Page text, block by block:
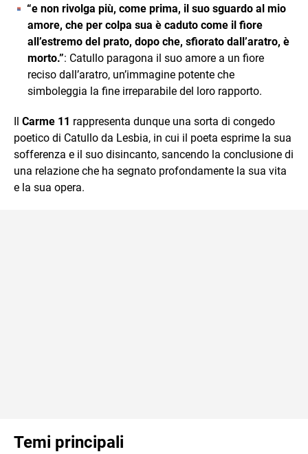
“e non rivolga più, come prima, il suo sguardo al mio
amore, che per colpa sua è caduto come il fiore
all’estremo del prato, dopo che, sfiorato dall’aratro, è
morto.”: Catullo paragona il suo amore a un fiore
reciso dall’aratro, un’immagine potente che
simboleggia la fine irreparabile del loro rapporto.
Il Carme 11 rappresenta dunque una sorta di congedo
poetico di Catullo da Lesbia, in cui il poeta esprime la sua
sofferenza e il suo disincanto, sancendo la conclusione di
una relazione che ha segnato profondamente la sua vita
e la sua opera.
Temi principali